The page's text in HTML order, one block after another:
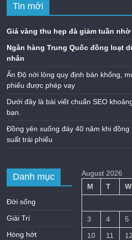
Tin mới
Giá vàng thu hẹp đà giảm tuần
Ngân hàng Trung Quốc đồng loạt
nhân
Ấn Độ nới lỏng quy định bán khống,
phiếu được phép vay
Dưới đây là bài viết chuẩn SEO
bạn.
Đồng yên xuống đáy 40 năm khi
suất trái phiếu
Danh mục
Đời sống
Giải Trí
Hóng hớt
August 2026
M
T W
3
4 5
10
11 12